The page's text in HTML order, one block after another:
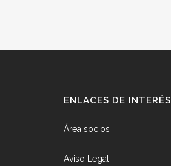
ENLACES DE INTERÉS
Área socios
Aviso Legal